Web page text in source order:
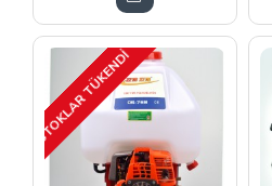
STOKLAR TÜKENDI